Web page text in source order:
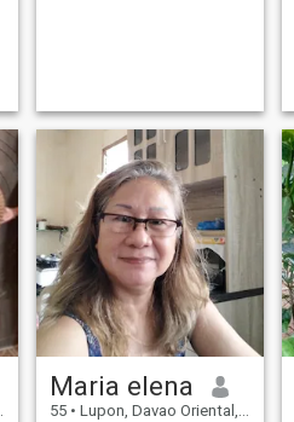
Maria elena
55 • Lupon, Davao Oriental, Philippinen